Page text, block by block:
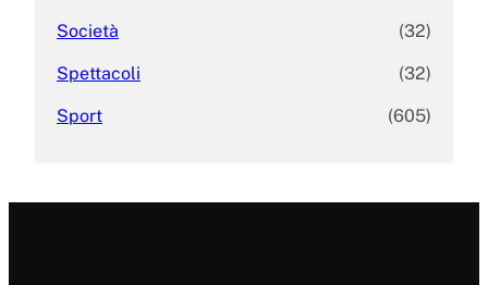
Società (32)
Spettacoli (32)
Sport (605)